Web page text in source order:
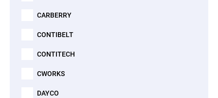
CARBERRY
CONTIBELT
CONTITECH
CWORKS
DAYCO